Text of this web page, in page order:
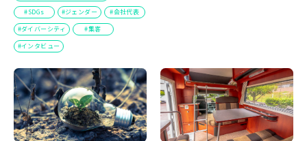
SDGs
ジェンダー
会社代表
ダイバーシティ
集客
インタビュー